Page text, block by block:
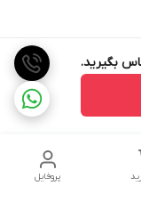
بگیرید.
پروفایل